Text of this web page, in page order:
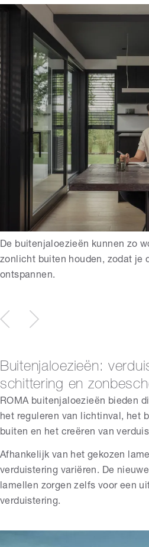
De buitenjaloezieën kunnen zo
zonlicht buiten houden, zodat je
ontspannen.
Buitenjaloezieën:
schittering en
ROMA buitenjaloezieën bieden
het reguleren van lichtinval, het
buiten en het creëren van
Afhankelijk van het gekozen
verduistering variëren. De
lamellen zorgen zelfs voor een
verduistering.